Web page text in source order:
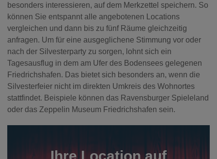
besonders interessieren, auf dem Merkzettel speichern. So
können Sie entspannt alle angebotenen Locations
vergleichen und dann bis zu fünf Räume gleichzeitig
anfragen. Um für eine ausgeglichene Stimmung vor oder
nach der Silvesterparty zu sorgen, lohnt sich ein
Tagesausflug in dem am Ufer des Bodensees gelegenen
Friedrichshafen. Das bietet sich besonders an, wenn die
Silvesterfeier nicht im direkten Umkreis des Wohnortes
stattfindet. Beispiele können das Ravensburger Spieleland
oder das Zeppelin Museum Friedrichshafen sein.
Ihre Location auf